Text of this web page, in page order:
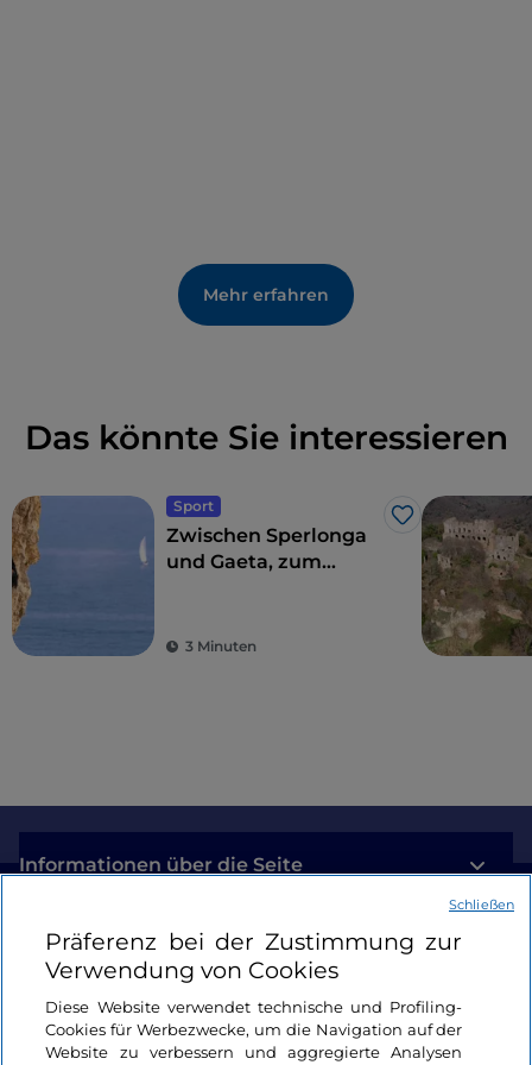
Mehr erfahren
Das könnte Sie interessieren
Sport
Like
Zwischen Sperlonga
und Gaeta, zum
3 Minuten
Informationen über die Seite
Nützliche Links
Login
Bleiben wir in Kontakt
Präferenz bei der Zustimmung zur
Verwendung von Cookies
Diese Website verwendet technische und Profiling-
Cookies für Werbezwecke, um die Navigation auf der
Website zu verbessern und aggregierte Analysen
Schließen